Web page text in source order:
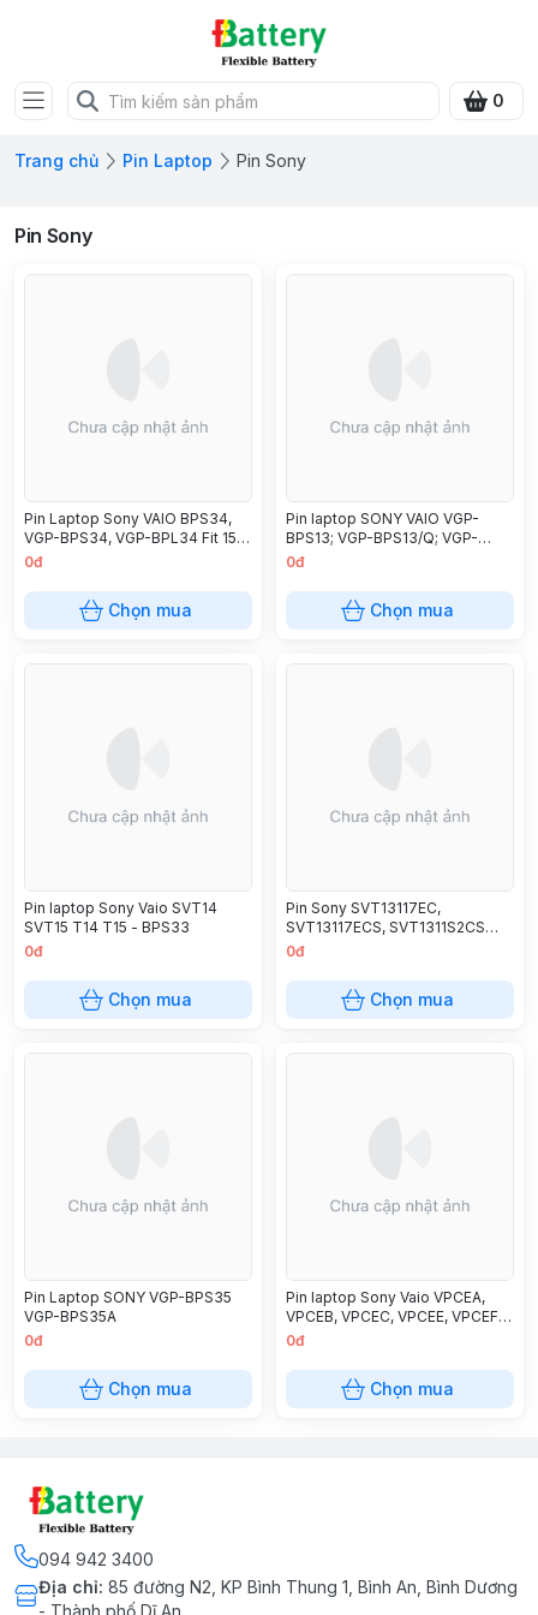
0
Trang chủ Pin Laptop Pin Sony
Pin Sony
Pin Laptop Sony VAIO BPS34,
VGP-BPS34, VGP-BPL34 Fit 15
Touch SVF15A1ACXB
SVF14AC1QL
0đ
Chọn mua
Pin laptop SONY VAIO VGP-
BPS13; VGP-BPS13/Q; VGP-
BPS13A/B
0đ
Chọn mua
Pin laptop Sony Vaio SVT14
SVT15 T14 T15 - BPS33
0đ
Chọn mua
Pin Sony SVT13117EC,
SVT13117ECS, SVT1311S2CS
BPS30
0đ
Chọn mua
Pin Laptop SONY VGP-BPS35
VGP-BPS35A
0đ
Chọn mua
Pin laptop Sony Vaio VPCEA,
VPCEB, VPCEC, VPCEE, VPCEF –
BPS22
0đ
Chọn mua
094 942 3400
Địa chỉ: 85 đường N2, KP Bình Thung 1, Bình An, Bình Dương
- Thành phố Dĩ An